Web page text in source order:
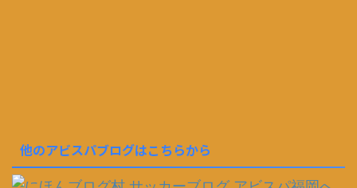
他のアビスパブログはこちらから